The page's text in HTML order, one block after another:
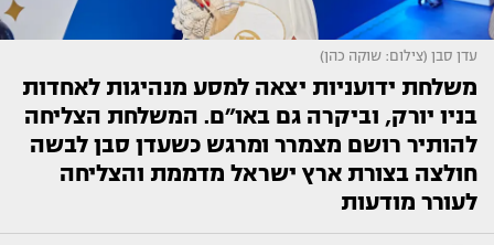
עדן סבן (צילום: שוקה כהן)
משלחת ידועניות יצאה למסע מנהיגות לאחדות
בניו יורק, וביקרה גם באו״ם. המשלחת הצליחה
להותיר רושם מצמרר ומרגש כשעדן סבן לבשה
חולצה בצורת ארץ ישראל מדממת והצליחה
לעורר מודעות